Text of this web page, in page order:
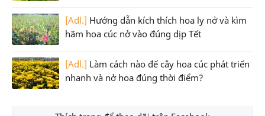
[Adl.] Hướng dẫn kích thích hoa ly nở và kìm
hãm hoa cúc nở vào đúng dịp Tết
[Adl.] Làm cách nào để cây hoa cúc phát triển
nhanh và nở hoa đúng thời điểm?